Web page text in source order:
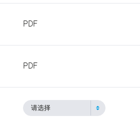
PDF
PDF
请选择